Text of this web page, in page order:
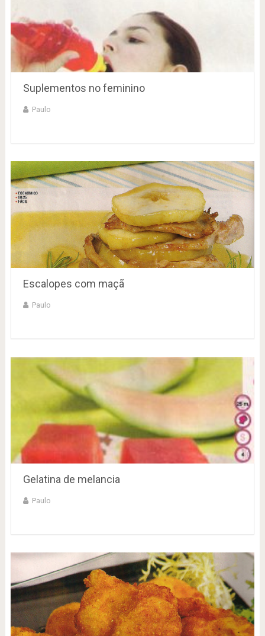
Suplementos no feminino
Paulo
Escalopes com maçã
Paulo
Gelatina de melancia
Paulo